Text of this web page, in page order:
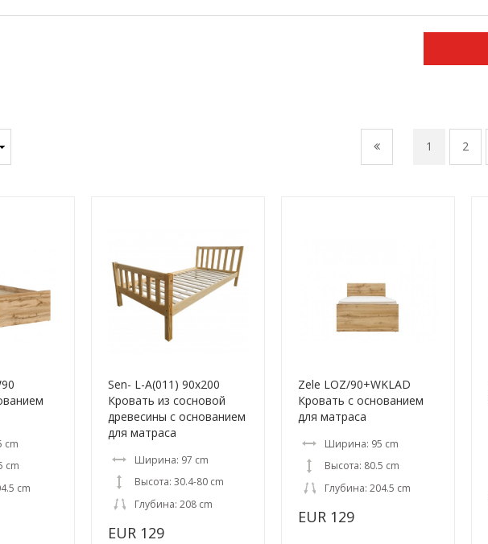
1 2
cm
cm
cm
Sen- L-A(011) 90x200
Кровать из сосновой
древесины с основанием
для матраса
Ширина: 97 cm
Высота: 30.4-80 cm
Глубина: 208 cm
EUR 129
Zele LOZ/90+WKLAD
Кровать с основанием
для матраса
Ширина: 95 cm
Высота: 80.5 cm
Глубина: 204.5 cm
EUR 129